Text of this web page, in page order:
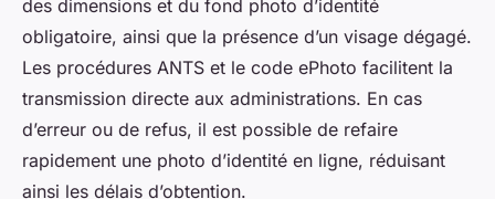
des dimensions et du fond photo d’identité
obligatoire, ainsi que la présence d’un visage dégagé.
Les procédures ANTS et le code ePhoto facilitent la
transmission directe aux administrations. En cas
d’erreur ou de refus, il est possible de refaire
rapidement une photo d’identité en ligne, réduisant
ainsi les délais d’obtention.